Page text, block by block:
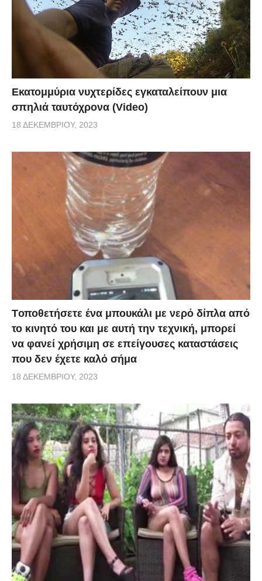
Εκατομμύρια νυχτερίδες εγκαταλείπουν μια
σπηλιά ταυτόχρονα (Video)
18 ΔΕΚΕΜΒΡΊΟΥ, 2023
Tοποθετήσετε ένα μπουκάλι με νερό δίπλα από
το κινητό του και με αυτή την τεχνική, μπορεί
να φανεί χρήσιμη σε επείγουσες καταστάσεις
που δεν έχετε καλό σήμα
18 ΔΕΚΕΜΒΡΊΟΥ, 2023